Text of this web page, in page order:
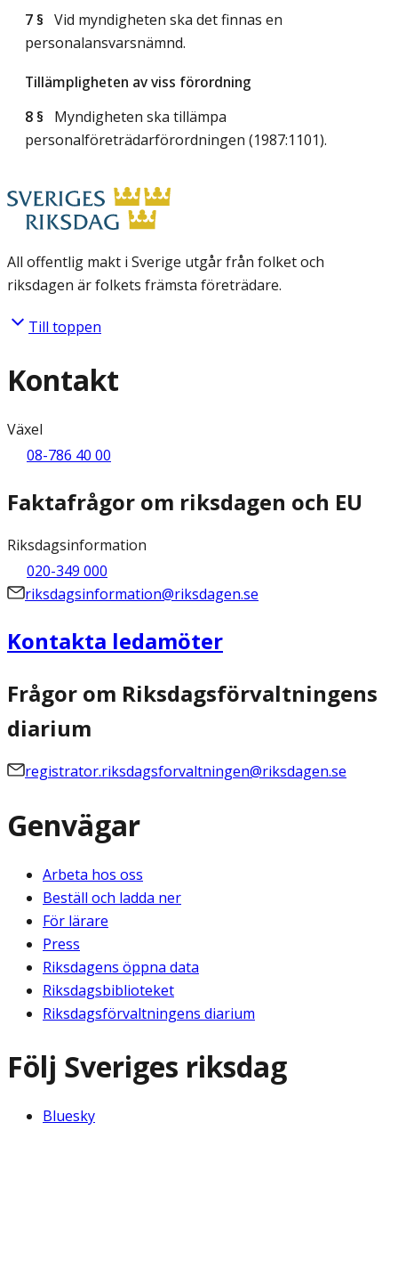
7 § Vid myndigheten ska det finnas en
personalansvarsnämnd.
Tillämpligheten av viss förordning
8 § Myndigheten ska tillämpa
personalföreträdarförordningen (1987:1101).
All offentlig makt i Sverige utgår från folket och
riksdagen är folkets främsta företrädare.
Till toppen
Kontakt
Växel
08-786 40 00
Faktafrågor om riksdagen och EU
Riksdagsinformation
020-349 000
riksdagsinformation@riksdagen.se
Kontakta ledamöter
Frågor om Riksdagsförvaltningens
diarium
registrator.riksdagsforvaltningen@riksdagen.se
Genvägar
Arbeta hos oss
Beställ och ladda ner
För lärare
Press
Riksdagens öppna data
Riksdagsbiblioteket
Riksdagsförvaltningens diarium
Följ Sveriges riksdag
Bluesky